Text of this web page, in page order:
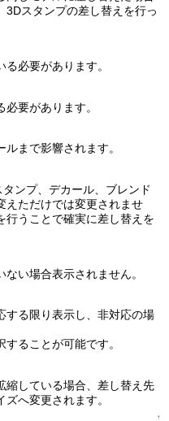
3Dスタンプの差し替えを行っ
必要があります。
要があります。
まで影響されます。
ンプ、デカール、ブレンド
えただけでは変更されませ
行うことで確実に差し替えを
い場合表示されません。
する限り表示し、非対応の場
ることが可能です。
縮している場合、差し替え先
へ変更されます。
↑